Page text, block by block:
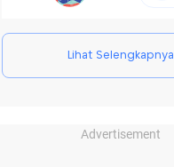
Lihat Selengkapnya
Advertisement